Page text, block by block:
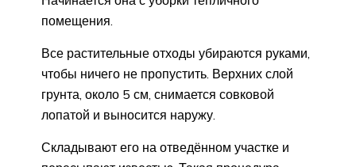
помещения.
Все растительные отходы убираются руками,
чтобы ничего не пропустить. Верхних слой
грунта, около 5 см, снимается совковой
лопатой и выносится наружу.
Складывают его на отведённом участке и